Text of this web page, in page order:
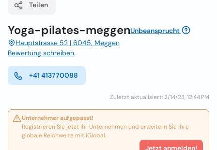
Teilen
Yoga-pilates-meggenUnbeansprucht
Hauptstrasse 52 | 6045, Meggen
Bewertung schreiben
+41 413770088
Zuletzt aktualisiert: 2/14/23, 12:44 PM
Unternehmer aufgepasst!
Registrieren Sie jetzt Ihr Unternehmen und erweitern Sie Ihre
globale Reichweite mit iGlobal.
Jetzt anmelden!